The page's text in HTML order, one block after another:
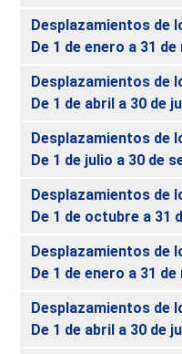
Desplazamientos de
De 1 de enero a 31
Desplazamientos de
De 1 de abril a 30 de
Desplazamientos de
De 1 de julio a 30 de
Desplazamientos de
De 1 de octubre a 31
Desplazamientos de
De 1 de enero a 31
Desplazamientos de
De 1 de abril a 30 de